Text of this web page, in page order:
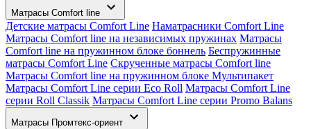
Матрасы Comfort line
Детские матрасы Comfort Line Наматрасники Comfort Line
Матрасы Comfort line на независимых пружинах Матрасы
Comfort line на пружинном блоке боннель Беспружинные
матрасы Comfort Line Скрученные матрасы Comfort line
Матрасы Comfort line на пружинном блоке Мультипакет
Матрасы Comfort Line серии Eco Roll Матрасы Comfort Line
серии Roll Classik Матрасы Comfort Line серии Promo Balans
Матрасы Промтекс-ориент